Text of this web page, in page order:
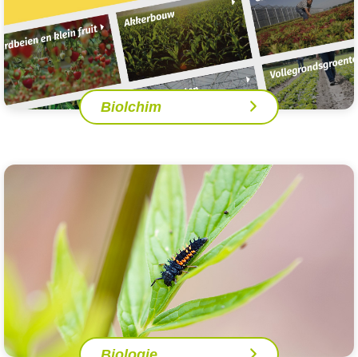
Biolchim